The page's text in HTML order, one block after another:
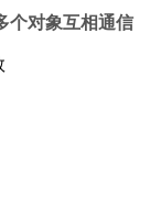
个对象互相通信